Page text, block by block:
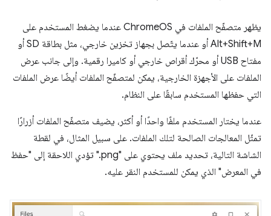
يظهر متصفّح الملفات في ChromeOS عندما يضغط المستخدم على
Alt+Shift+M أو عندما يتّصل بجهاز تخزين خارجي، مثل بطاقة SD أو
مفتاح USB أو محرّك أقراص خارجي أو كاميرا رقمية. وإلى جانب عرض
الملفات على الأجهزة الخارجية، يمكن لمتصفّح الملفات أيضًا عرض الملفات
التي حفظها المستخدم سابقًا على النظام.
عندما يختار المستخدم ملفًا واحدًا أو أكثر، يضيف متصفّح الملفات أزرارًا
تمثّل المعالجات الصالحة لتلك الملفات. على سبيل المثال، في لقطة
الشاشة التالية، تحديد ملف يحتوي على "png." تؤدي اللاحقة إلى "حفظ
في المعرض" الذي يمكن للمستخدم النقر عليه.